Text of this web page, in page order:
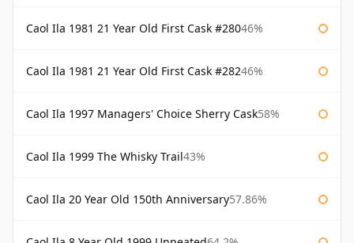
Caol Ila 1981 21 Year Old First Cask #28046%
Caol Ila 1981 21 Year Old First Cask #28246%
Caol Ila 1997 Managers' Choice Sherry Cask58%
Caol Ila 1999 The Whisky Trail43%
Caol Ila 20 Year Old 150th Anniversary57.86%